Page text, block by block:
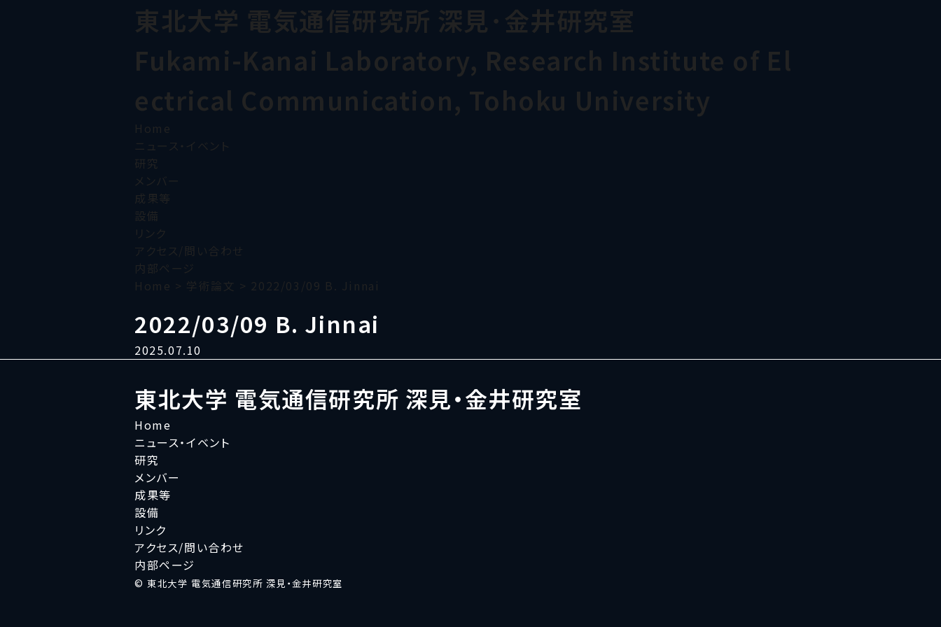
東北大学 電気通信研究所 深見･金井研究室
Fukami-Kanai Laboratory, Research Institute of El
ectrical Communication, Tohoku University
Home
ニュース・イベント
研究
メンバー
成果等
設備
リンク
アクセス/問い合わせ
内部ページ
Home > 学術論文 > 2022/03/09 B. Jinnai
2022/03/09 B. Jinnai
2025.07.10
東北大学 電気通信研究所 深見・金井研究室
Home
ニュース・イベント
研究
メンバー
成果等
設備
リンク
アクセス/問い合わせ
内部ページ
© 東北大学 電気通信研究所 深見・金井研究室